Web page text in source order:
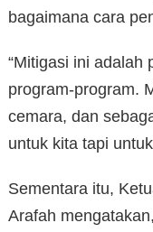
bagaimana cara
“Mitigasi ini adalah
program-program.
cemara, dan
untuk kita tapi
Sementara itu,
Arafah